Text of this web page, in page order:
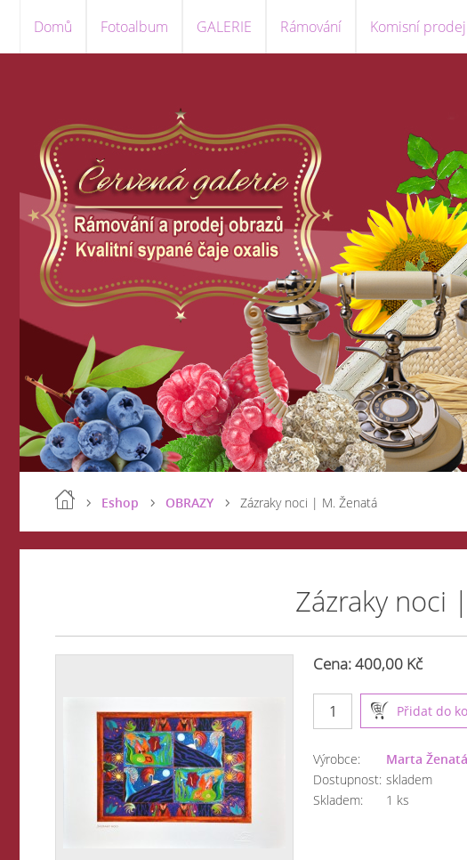
Domů Fotoalbum GALERIE Rámování Komisní prodej
Eshop OBRAZY Zázraky noci | M. Ženatá
Zázraky noci
Cena: 400,00 Kč
Výrobce:
Marta Ženatá
Dostupnost: skladem
Skladem:
1 ks